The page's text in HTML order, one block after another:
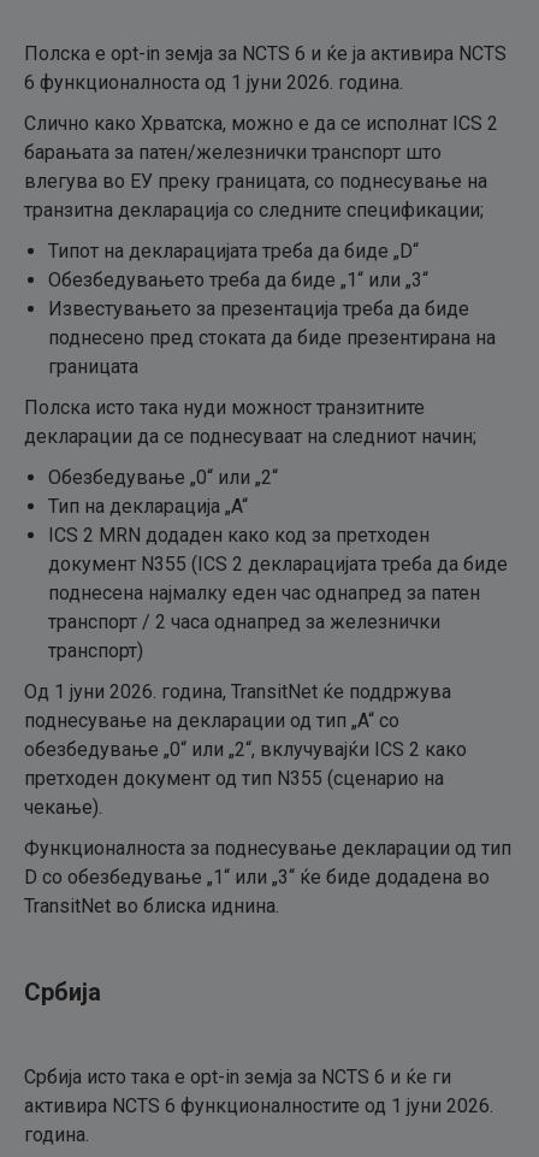
Полска е opt-in земја за NCTS 6 и ќе ја активира NCTS
6 функционалноста од 1 јуни 2026. година.
Слично како Хрватска, можно е да се исполнат ICS 2
барањата за патен/железнички транспорт што
влегува во ЕУ преку границата, со поднесување на
транзитна декларација со следните спецификации;
Типот на декларацијата треба да биде „D“
Обезбедувањето треба да биде „1“ или „3“
Известувањето за презентација треба да биде
поднесено пред стоката да биде презентирана на
границата
Полска исто така нуди можност транзитните
декларации да се поднесуваат на следниот начин;
Обезбедување „0“ или „2“
Тип на декларација „A“
ICS 2 MRN додаден како код за претходен
документ N355 (ICS 2 декларацијата треба да биде
поднесена најмалку еден час однапред за патен
транспорт / 2 часа однапред за железнички
транспорт)
Од 1 јуни 2026. година, TransitNet ќе поддржува
поднесување на декларации од тип „A“ со
обезбедување „0“ или „2“, вклучувајќи ICS 2 како
претходен документ од тип N355 (сценарио на
чекање).
Функционалноста за поднесување декларации од тип
D со обезбедување „1“ или „3“ ќе биде додадена во
TransitNet во блиска иднина.
Србија
Србија исто така е opt-in земја за NCTS 6 и ќе ги
активира NCTS 6 функционалностите од 1 јуни 2026.
година.